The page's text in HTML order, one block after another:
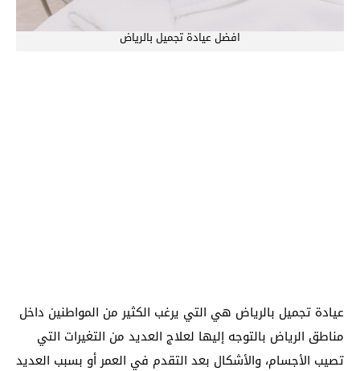
افضل عيادة تجميل بالرياض
عيادة تجميل بالرياض هي التي يرغب الكثير من المواطنين داخل
مناطق الرياض بالتوجه إليها لعلاج العديد من التغيرات التي
تصيب الأجسام، والأشكال بعد التقدم في العمر أو بسبب العديد